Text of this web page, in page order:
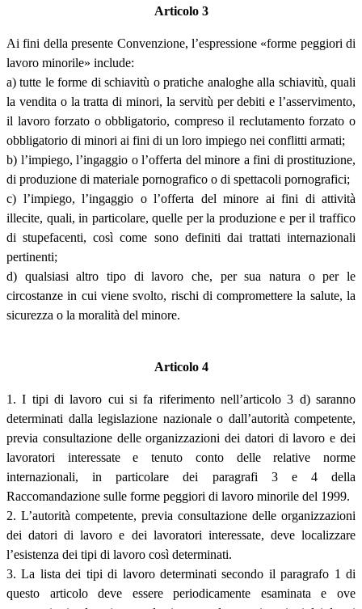
Articolo 3
Ai fini della presente Convenzione, l’espressione «forme peggiori di
lavoro minorile» include:
a) tutte le forme di schiavitù o pratiche analoghe alla schiavitù, quali
la vendita o la tratta di minori, la servitù per debiti e l’asservimento,
il lavoro forzato o obbligatorio, compreso il reclutamento forzato o
obbligatorio di minori ai fini di un loro impiego nei conflitti armati;
b) l’impiego, l’ingaggio o l’offerta del minore a fini di prostituzione,
di produzione di materiale pornografico o di spettacoli pornografici;
c) l’impiego, l’ingaggio o l’offerta del minore ai fini di attività
illecite, quali, in particolare, quelle per la produzione e per il traffico
di stupefacenti, così come sono definiti dai trattati internazionali
pertinenti;
d) qualsiasi altro tipo di lavoro che, per sua natura o per le
circostanze in cui viene svolto, rischi di compromettere la salute, la
sicurezza o la moralità del minore.
Articolo 4
1. I tipi di lavoro cui si fa riferimento nell’articolo 3 d) saranno
determinati dalla legislazione nazionale o dall’autorità competente,
previa consultazione delle organizzazioni dei datori di lavoro e dei
lavoratori interessate e tenuto conto delle relative norme
internazionali, in particolare dei paragrafi 3 e 4 della
Raccomandazione sulle forme peggiori di lavoro minorile del 1999.
2. L’autorità competente, previa consultazione delle organizzazioni
dei datori di lavoro e dei lavoratori interessate, deve localizzare
l’esistenza dei tipi di lavoro così determinati.
3. La lista dei tipi di lavoro determinati secondo il paragrafo 1 di
questo articolo deve essere periodicamente esaminata e ove